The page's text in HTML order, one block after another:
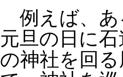
例えば、あ
元旦の日に
の神社を回